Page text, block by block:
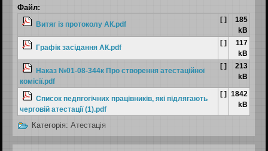
Файл:
Витяг із протоколу АК.pdf
[ ]
185
kB
Графік засідання АК.pdf
[ ]
117
kB
Наказ №01-08-344к Про створення атестаційної
комісії.pdf
[ ]
213
kB
Список педпгогічних працівників, які підлягають
черговій атестації (1).pdf
[ ]
1842
kB
Категорія:Атестація